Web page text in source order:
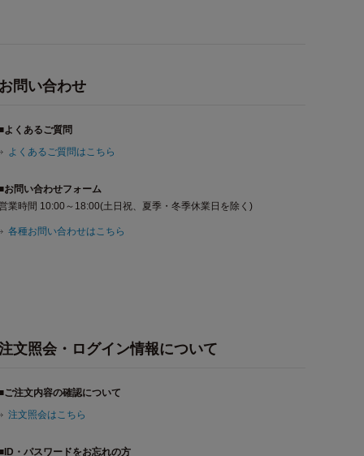
問い合わせ
よくあるご質問
よくあるご質問はこちら
お問い合わせフォーム
業時間 10:00～18:00(土日祝、夏季・冬季休業日を除く)
各種お問い合わせはこちら
文照会・ログイン情報について
ご注文内容の確認について
注文照会はこちら
・パスワードをお忘れの方